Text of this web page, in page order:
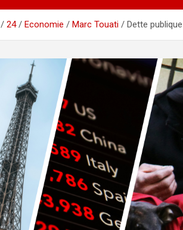
24 Economie Marc Touati Dette